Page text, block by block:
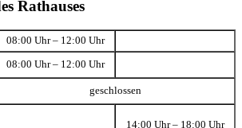
Rathauses
08:00 Uhr – 12:00 Uhr
08:00 Uhr – 12:00 Uhr
geschlossen
14:00 Uhr – 18:00 Uhr